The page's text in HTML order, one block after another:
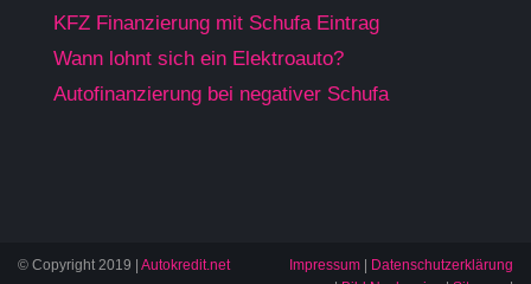
KFZ Finanzierung mit Schufa Eintrag
Wann lohnt sich ein Elektroauto?
Autofinanzierung bei negativer Schufa
© Copyright 2019 | Autokredit.net Impressum
Datenschutzerklärung